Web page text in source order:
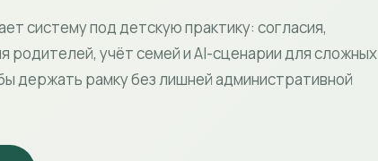
систему под детскую практику: согласия,
родителей, учёт семей и AI-сценарии для сложных
держать рамку без лишней административной